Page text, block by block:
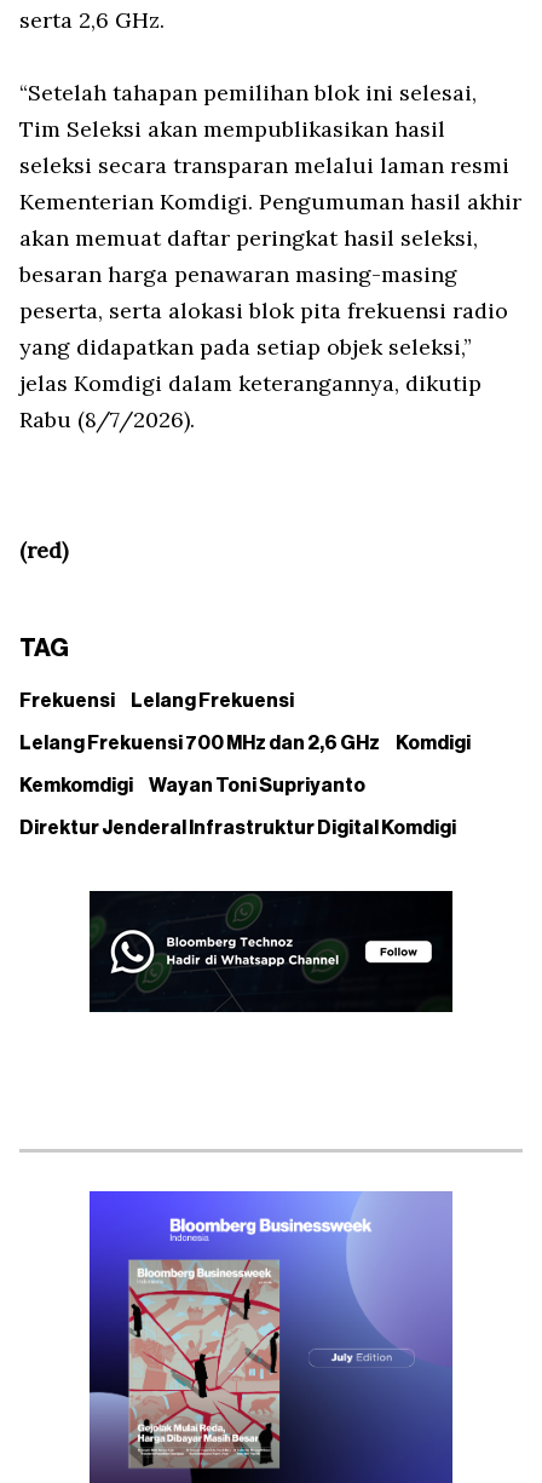
serta 2,6 GHz.
“Setelah tahapan pemilihan blok ini selesai,
Tim Seleksi akan mempublikasikan hasil
seleksi secara transparan melalui laman resmi
Kementerian Komdigi. Pengumuman hasil akhir
akan memuat daftar peringkat hasil seleksi,
besaran harga penawaran masing-masing
peserta, serta alokasi blok pita frekuensi radio
yang didapatkan pada setiap objek seleksi,”
jelas Komdigi dalam keterangannya, dikutip
Rabu (8/7/2026).
(red)
TAG
Frekuensi Lelang Frekuensi
Lelang Frekuensi 700 MHz dan 2,6 GHz Komdigi
Kemkomdigi Wayan Toni Supriyanto
Direktur Jenderal Infrastruktur Digital Komdigi